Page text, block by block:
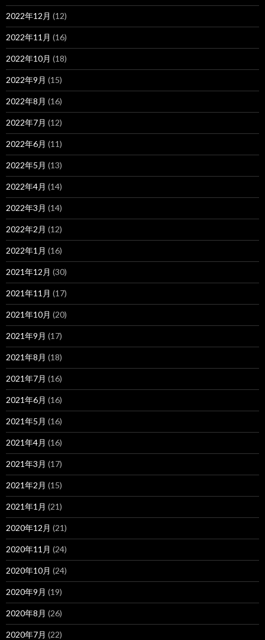
2022年12月 (12)
2022年11月 (16)
2022年10月 (18)
2022年9月 (15)
2022年8月 (16)
2022年7月 (12)
2022年6月 (11)
2022年5月 (13)
2022年4月 (14)
2022年3月 (14)
2022年2月 (12)
2022年1月 (16)
2021年12月 (30)
2021年11月 (17)
2021年10月 (20)
2021年9月 (17)
2021年8月 (18)
2021年7月 (16)
2021年6月 (16)
2021年5月 (16)
2021年4月 (16)
2021年3月 (17)
2021年2月 (15)
2021年1月 (21)
2020年12月 (21)
2020年11月 (24)
2020年10月 (24)
2020年9月 (19)
2020年8月 (26)
2020年7月 (22)